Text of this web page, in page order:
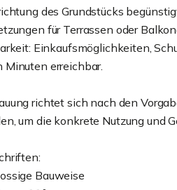
des Grundstücks
für Terrassen oder
Einkaufsmöglichkeiten,
Minuten erreichbar.
richtet sich nach den
um die konkrete Nutzung und
Bauweise